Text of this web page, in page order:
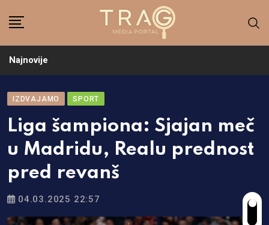
Najnovije
IZDVAJAMO SPORT
Liga šampiona: Sjajan meč
u Madridu, Realu prednost
pred revanš
04.03.2025 22:57